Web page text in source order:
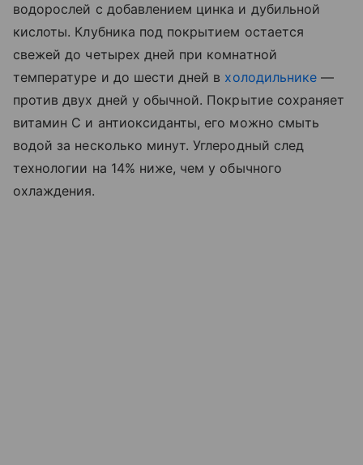
водорослей с добавлением цинка и дубильной
кислоты. Клубника под покрытием остается
свежей до четырех дней при комнатной
температуре и до шести дней в холодильнике —
против двух дней у обычной. Покрытие сохраняет
витамин С и антиоксиданты, его можно смыть
водой за несколько минут. Углеродный след
технологии на 14% ниже, чем у обычного
охлаждения.